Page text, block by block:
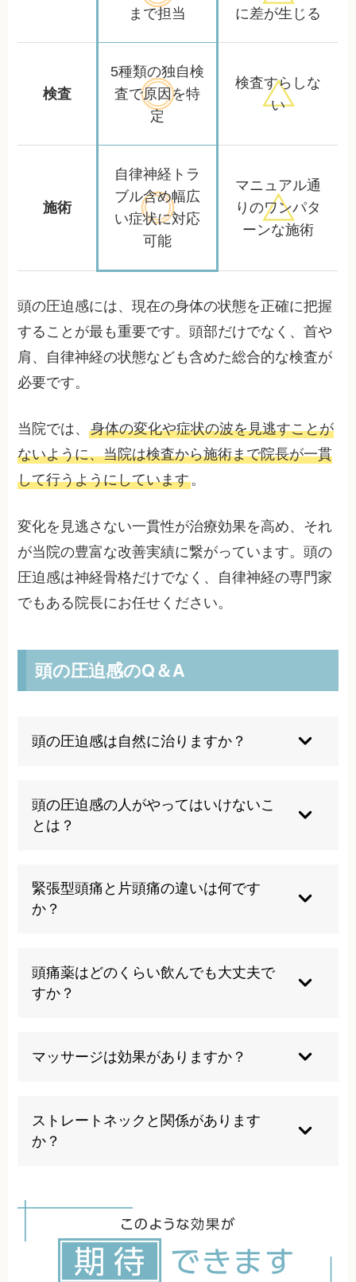
まで担当
に差が生じる
検査
5種類の独自検
査で原因を特
定
検査すらしな
い
施術
自律神経トラ
ブル含め幅広
い症状に対応
可能
マニュアル通
りのワンパタ
ーンな施術
頭の圧迫感には、現在の身体の状態を正確に把握
することが最も重要です。頭部だけでなく、首や
肩、自律神経の状態なども含めた総合的な検査が
必要です。
当院では、身体の変化や症状の波を見逃すことが
ないように、当院は検査から施術まで院長が一貫
して行うようにしています。
変化を見逃さない一貫性が治療効果を高め、それ
が当院の豊富な改善実績に繋がっています。頭の
圧迫感は神経骨格だけでなく、自律神経の専門家
でもある院長にお任せください。
頭の圧迫感のQ＆A
頭の圧迫感は自然に治りますか？
ることもありますが、慢性化している場合は適切
な治療が必要です。放置すると症状が悪化する可
能性があるため、早めの対処をお勧めします。
頭の圧迫感の人がやってはいけないこ
とは？
頭痛薬の乱用は避けるべきです。また、無理な運
動や首への強い刺激も症状を悪化させる可能性が
緊張型頭痛と片頭痛の違いは何です
か？
も悪化しませんが、片頭痛はズキズキとした拍動
性の痛みで動くと悪化し、吐き気を伴うことが多
いです。
頭痛薬はどのくらい飲んでも大丈夫で
すか？
リスクがあります。頻繁に必要な場合は医師に相
談し、根本的な治療を検討することが重要です。
マッサージは効果がありますか？
な効果が期待できますが、根本的な原因を解決し
なければ症状は再発します。適切な施術が必要で
す。
ストレートネックと関係があります
か？
つです。首の自然なカーブが失われることで筋肉
に負担がかかり、頭痛を引き起こしやすくなりま
す。